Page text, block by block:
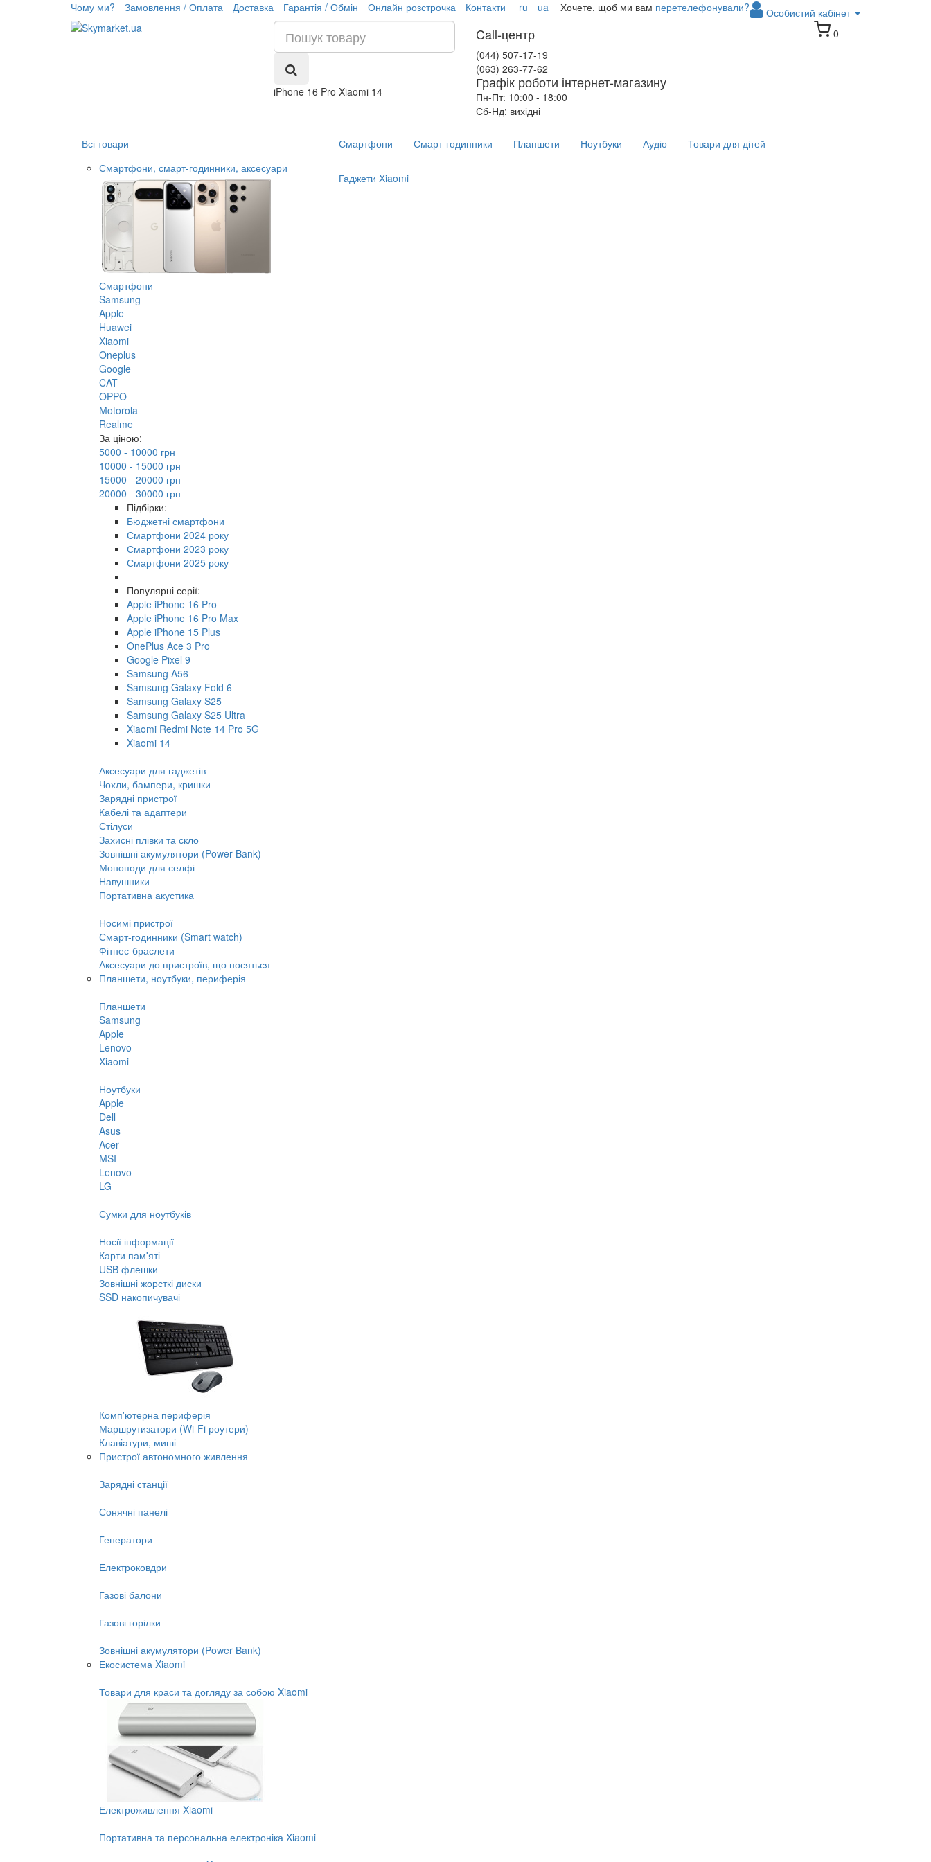
Чому ми? Замовлення / Оплата Доставка Гарантія / Обмін Онлайн розстрочка Контакти ru ua Особистий кабінет
Хочете, щоб ми вам перетелефонували?
iPhone 16 Pro Xiaomi 14
Call-центр
(044) 507-17-19
(063) 263-77-62
Графік роботи інтернет-магазину
Пн-Пт: 10:00 - 18:00
Сб-Нд: вихідні
0
Всі товари
Смартфони, смарт-годинники, аксесуари
Смартфони
Samsung
Apple
Huawei
Xiaomi
Oneplus
Google
CAT
OPPO
Motorola
Realme
За ціною:
5000 - 10000 грн
10000 - 15000 грн
15000 - 20000 грн
20000 - 30000 грн
Підбірки:
Бюджетні смартфони
Смартфони 2024 року
Смартфони 2023 року
Смартфони 2025 року
Популярні серії:
Apple iPhone 16 Pro
Apple iPhone 16 Pro Max
Apple iPhone 15 Plus
OnePlus Ace 3 Pro
Google Pixel 9
Samsung A56
Samsung Galaxy Fold 6
Samsung Galaxy S25
Samsung Galaxy S25 Ultra
Xiaomi Redmi Note 14 Pro 5G
Xiaomi 14
Аксесуари для гаджетів
Чохли, бампери, кришки
Зарядні пристрої
Кабелі та адаптери
Стілуси
Захисні плівки та скло
Зовнішні акумулятори (Power Bank)
Моноподи для селфі
Навушники
Портативна акустика
Носимі пристрої
Смарт-годинники (Smart watch)
Фітнес-браслети
Аксесуари до пристроїв, що носяться
Планшети, ноутбуки, периферія
Планшети
Samsung
Apple
Lenovo
Xiaomi
Ноутбуки
Apple
Dell
Asus
Acer
MSI
Lenovo
LG
Сумки для ноутбуків
Носії інформації
Карти пам'яті
USB флешки
Зовнішні жорсткі диски
SSD накопичувачі
Комп'ютерна периферія
Маршрутизатори (Wi-Fi роутери)
Клавіатури, миші
Пристрої автономного живлення
Зарядні станції
Сонячні панелі
Генератори
Електроковдри
Газові балони
Газові горілки
Зовнішні акумулятори (Power Bank)
Екосистема Xiaomi
Товари для краси та догляду за собою Xiaomi
Електроживлення Xiaomi
Портативна та персональна електроніка Xiaomi
Смартфони Смарт-годинники Планшети Ноутбуки Аудіо Товари для дітей
Гаджети Xiaomi